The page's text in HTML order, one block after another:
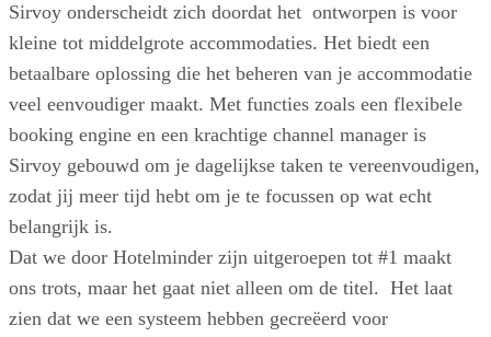
Sirvoy onderscheidt zich doordat het ontworpen is voor
kleine tot middelgrote accommodaties. Het biedt een
betaalbare oplossing die het beheren van je accommodatie
veel eenvoudiger maakt. Met functies zoals een flexibele
booking engine en een krachtige channel manager is
Sirvoy gebouwd om je dagelijkse taken te vereenvoudigen,
zodat jij meer tijd hebt om je te focussen op wat echt
belangrijk is.
Dat we door Hotelminder zijn uitgeroepen tot #1 maakt
ons trots, maar het gaat niet alleen om de titel. Het laat
zien dat we een systeem hebben gecreëerd voor